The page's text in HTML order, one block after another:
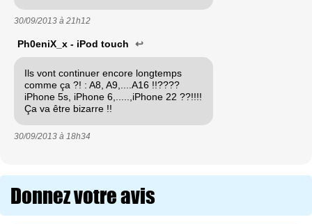
30/09/2013 à 21h12
Ph0eniX_x - iPod touch ↩
Ils vont continuer encore longtemps
comme ça ?! : A8, A9,....A16 !!????
iPhone 5s, iPhone 6,.....,iPhone 22 ??!!!!
Ça va être bizarre !!
30/09/2013 à 18h34
Donnez votre avis